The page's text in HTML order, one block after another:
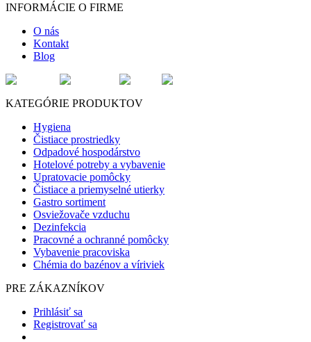
INFORMÁCIE O FIRME
O nás
Kontakt
Blog
KATEGÓRIE PRODUKTOV
Hygiena
Čistiace prostriedky
Odpadové hospodárstvo
Hotelové potreby a vybavenie
Upratovacie pomôcky
Čistiace a priemyselné utierky
Gastro sortiment
Osviežovače vzduchu
Dezinfekcia
Pracovné a ochranné pomôcky
Vybavenie pracoviska
Chémia do bazénov a víriviek
PRE ZÁKAZNÍKOV
Prihlásiť sa
Registrovať sa